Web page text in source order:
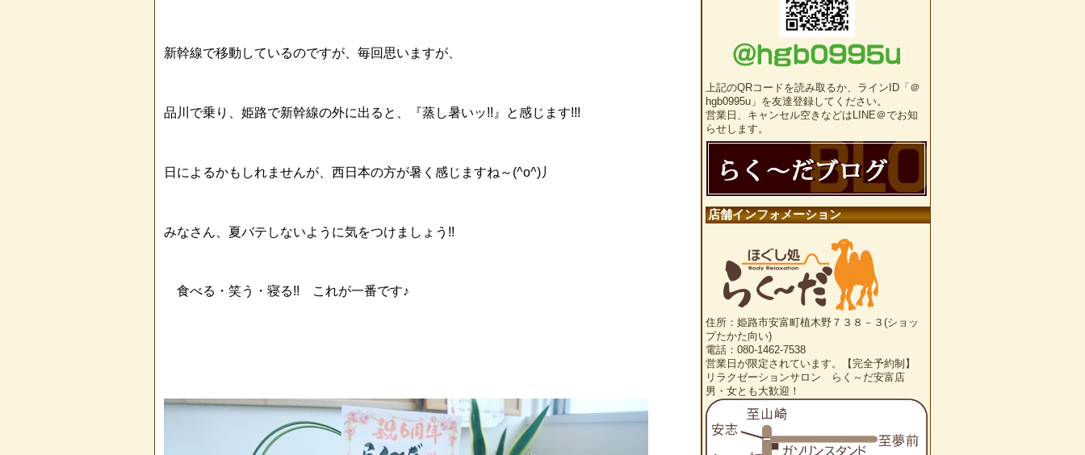
新幹線で移動しているのですが、毎回思いますが、
品川で乗り、姫路で新幹線の外に出ると、『蒸し暑いッ!!』と感じます!!!
日によるかもしれませんが、西日本の方が暑く感じますね～(^o^)丿
みなさん、夏バテしないように気をつけましょう!!
食べる・笑う・寝る!! これが一番です♪
上記のQRコードを読み取るか、ラインID「＠
hgb0995u」を友達登録してください。
営業日、キャンセル空きなどはLINE＠でお知
らせします。
店舗インフォメーション
住所：姫路市安富町植木野７３８－３(ショッ
プたかた向い)
電話：080-1462-7538
営業日が限定されています。【完全予約制】
リラクゼーションサロン らく～だ安富店
男・女とも大歓迎！